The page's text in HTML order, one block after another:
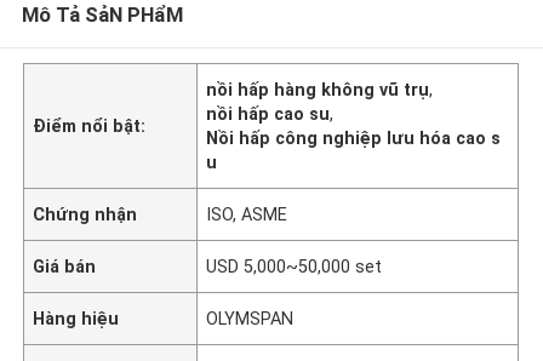
Mô Tả SảN PHẩM
Điểm nổi bật:
nồi hấp hàng không vũ trụ,
nồi hấp cao su,
Nồi hấp công nghiệp lưu hóa cao s
u
Chứng nhận ISO, ASME
Giá bán USD 5,000~50,000 set
Hàng hiệu OLYMSPAN